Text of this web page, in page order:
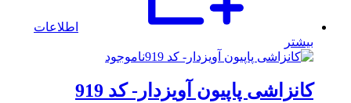
اطلاعات
بیشتر
ناموجود
کانزاشی پاپیون آویزدار- کد 919